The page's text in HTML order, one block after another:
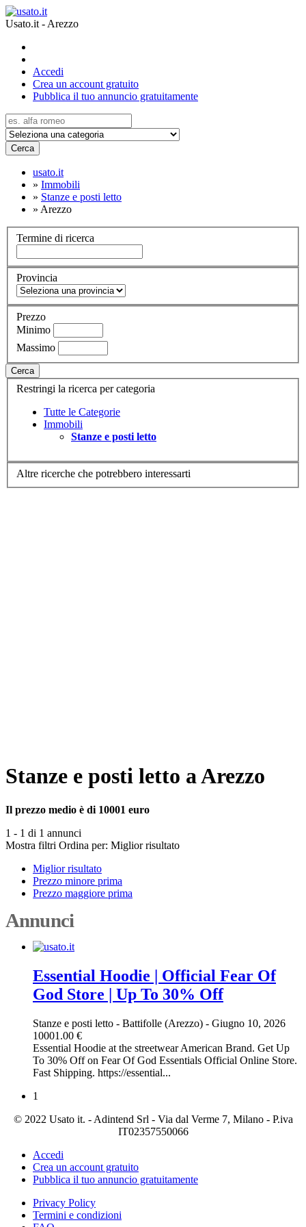
Usato.it - Arezzo
Accedi
Crea un account gratuito
Pubblica il tuo annuncio gratuitamente
Cerca
usato.it
» Immobili
» Stanze e posti letto
» Arezzo
Termine di ricerca
Provincia
Prezzo
Minimo
Massimo
Cerca
Restringi la ricerca per categoria
Tutte le Categorie
Immobili
Stanze e posti letto
Altre ricerche che potrebbero interessarti
Stanze e posti letto a Arezzo
Il prezzo medio è di 10001 euro
1 - 1 di 1 annunci
Mostra filtri Ordina per: Miglior risultato
Miglior risultato
Prezzo minore prima
Prezzo maggiore prima
Annunci
Essential Hoodie | Official Fear Of
God Store | Up To 30% Off
Stanze e posti letto - Battifolle (Arezzo) - Giugno 10, 2026
10001.00 €
Essential Hoodie at the streetwear American Brand. Get Up
To 30% Off on Fear Of God Essentials Official Online Store.
Fast Shipping. https://essential...
1
© 2022 Usato it. - Adintend Srl - Via dal Verme 7, Milano - P.iva
IT02357550066
Accedi
Crea un account gratuito
Pubblica il tuo annuncio gratuitamente
Privacy Policy
Termini e condizioni